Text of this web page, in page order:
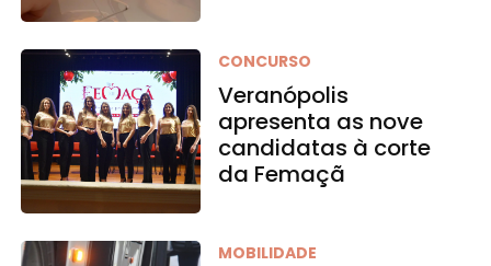
CONCURSO
Veranópolis
apresenta as nove
candidatas à corte
da Femaçã
MOBILIDADE